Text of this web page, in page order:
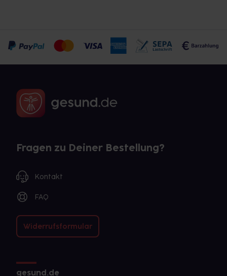
Fragen zu Deiner Bestellung?
Kontakt
FAQ
Widerrufsformular
gesund.de